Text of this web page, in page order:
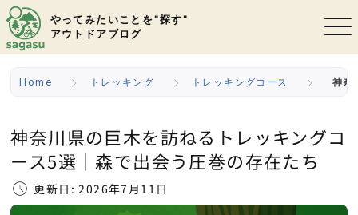
やってみたいことを"探す"
アウトドアブログ
Home トレッキング トレッキングコース 神奈
神奈川県の巨木を訪ねるトレッキングコ
ース5選｜森で出会う圧巻の存在たち
更新日: 2026年7月11日